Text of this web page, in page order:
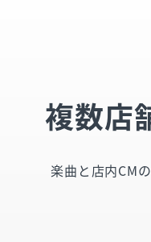
複数店
楽曲と店内CM